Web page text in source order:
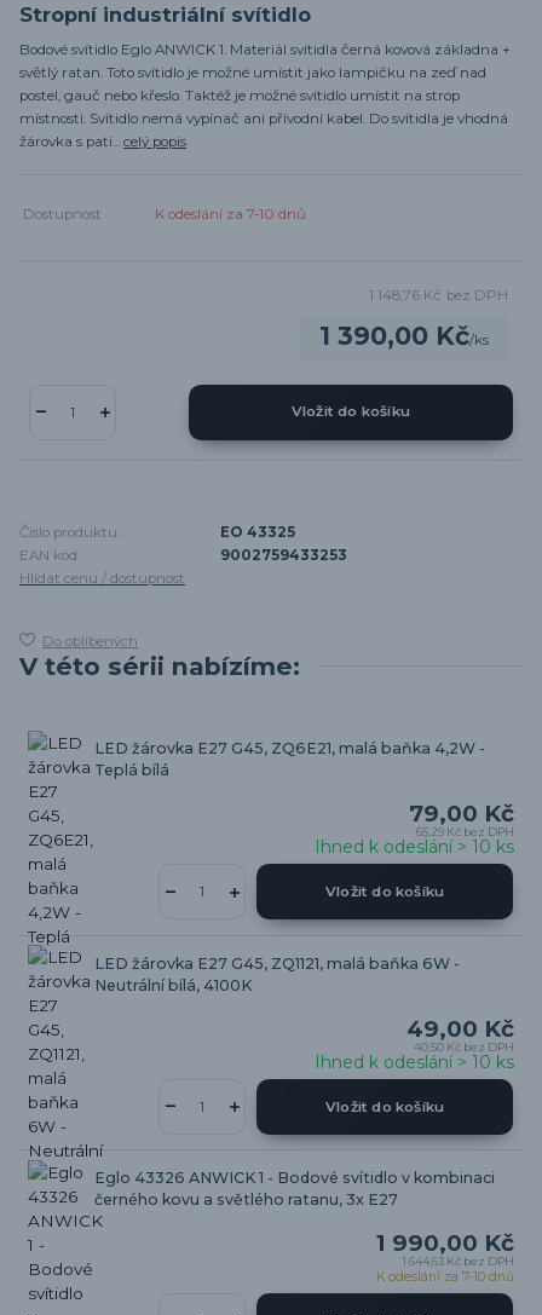
Stropní industriální svítidlo
Bodové svítidlo Eglo ANWICK 1. Materiál svítidla černá kovová základna +
světlý ratan. Toto svítidlo je možné umístit jako lampičku na zeď nad
postel, gauč nebo křeslo. Taktéž je možné svítidlo umístit na strop
místnosti. Svítidlo nemá vypínač ani přívodní kabel. Do svítidla je vhodná
žárovka s pati... celý popis
Dostupnost K odeslání za 7-10 dnů
1 390,00 Kč/ks
1 148,76 Kč bez DPH
Vložit do košíku
Číslo produktu:
EO 43325
EAN kód:
9002759433253
Hlídat cenu / dostupnost
Do oblíbených
V této sérii nabízíme:
LED žárovka E27 G45, ZQ6E21, malá baňka 4,2W -
Teplá bílá
79,00 Kč
65,29 Kč bez DPH
Ihned k odeslání > 10 ks
Vložit do košíku
LED žárovka E27 G45, ZQ1121, malá baňka 6W -
Neutrální bílá, 4100K
49,00 Kč
40,50 Kč bez DPH
Ihned k odeslání > 10 ks
Vložit do košíku
Eglo 43326 ANWICK 1 - Bodové svítidlo v kombinaci
černého kovu a světlého ratanu, 3x E27
1 990,00 Kč
1 644,63 Kč bez DPH
K odeslání za 7-10 dnů